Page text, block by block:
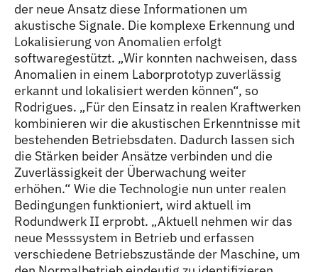
der neue Ansatz diese Informationen um
akustische Signale. Die komplexe Erkennung und
Lokalisierung von Anomalien erfolgt
softwaregestützt. „Wir konnten nachweisen, dass
Anomalien in einem Laborprototyp zuverlässig
erkannt und lokalisiert werden können“, so
Rodrigues. „Für den Einsatz in realen Kraftwerken
kombinieren wir die akustischen Erkenntnisse mit
bestehenden Betriebsdaten. Dadurch lassen sich
die Stärken beider Ansätze verbinden und die
Zuverlässigkeit der Überwachung weiter
erhöhen.“ Wie die Technologie nun unter realen
Bedingungen funktioniert, wird aktuell im
Rodundwerk II erprobt. „Aktuell nehmen wir das
neue Messsystem in Betrieb und erfassen
verschiedene Betriebszustände der Maschine, um